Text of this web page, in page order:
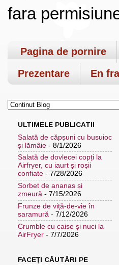
fara
Pagina de pornire
Prezentare
En
ULTIMELE PUBLICATII
Salată de căpșuni cu busuioc
și lămâie - 8/1/2026
Salată de dovlecei copți la
Airfryer, cu iaurt și roșii
confiate - 7/28/2026
Sorbet de ananas și
zmeură - 7/15/2026
Frunze de viță-de-vie în
saramură - 7/12/2026
Crumble cu caise și nuci la
AirFryer - 7/7/2026
FACEȚI CĂUTĂRI PE